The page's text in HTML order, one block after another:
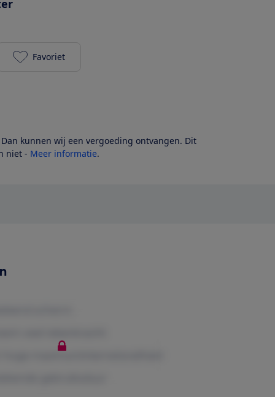
Inventum IMC6150RK toevoegen aan je favorieten
Favoriet
kunnen wij een vergoeding ontvangen. Dit
niet - Meer informatie.